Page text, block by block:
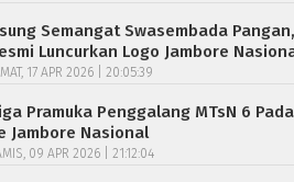
Semangat Swasembada
Luncurkan Logo Jambore
17 APR 2026 | 20:05:39
Pramuka Penggalang MTsN 6
Jambore Nasional
09 APR 2026 | 21:12:04